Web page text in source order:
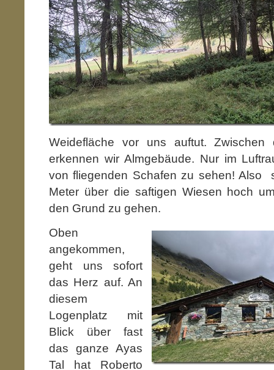
Weidefläche vor uns auftut. Zwischen
erkennen wir Almgebäude. Nur im
von fliegenden Schafen zu sehen! Also
Meter über die saftigen Wiesen hoch
den Grund zu gehen.
Oben
angekommen,
geht uns sofort
das Herz auf. An
diesem
Logenplatz mit
Blick über fast
das ganze Ayas
Tal hat Roberto